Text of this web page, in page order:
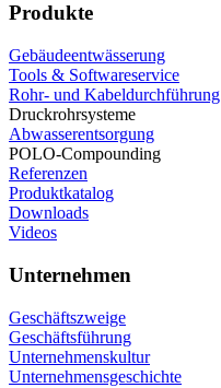
Produkte
Gebäudeentwässerung
Tools & Softwareservice
Rohr- und Kabeldurchführung
Druckrohrsysteme
Abwasserentsorgung
POLO-Compounding
Referenzen
Produktkatalog
Downloads
Videos
Unternehmen
Geschäftszweige
Geschäftsführung
Unternehmenskultur
Unternehmensgeschichte